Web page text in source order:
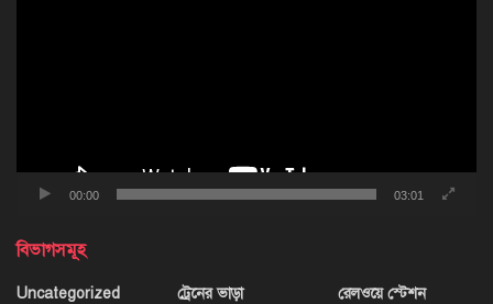
00:00 03:01
বিভাগসমূহ
Uncategorized
ট্রেনের ভাড়া
রেলওয়ে স্টেশন